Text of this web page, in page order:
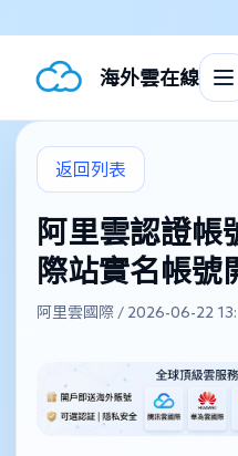
海外雲在線
返回列表
阿里雲認證帳
際站實名帳號
阿里雲國際 / 2026-06-22